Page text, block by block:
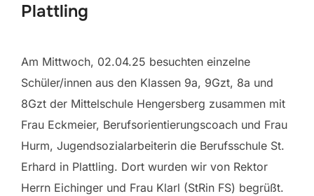
Plattling
Am Mittwoch, 02.04.25 besuchten einzelne
Schüler/innen aus den Klassen 9a, 9Gzt, 8a und
8Gzt der Mittelschule Hengersberg zusammen mit
Frau Eckmeier, Berufsorientierungscoach und Frau
Hurm, Jugendsozialarbeiterin die Berufsschule St.
Erhard in Plattling. Dort wurden wir von Rektor
Herrn Eichinger und Frau Klarl (StRin FS) begrüßt.